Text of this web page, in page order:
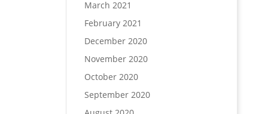
March 2021
February 2021
December 2020
November 2020
October 2020
September 2020